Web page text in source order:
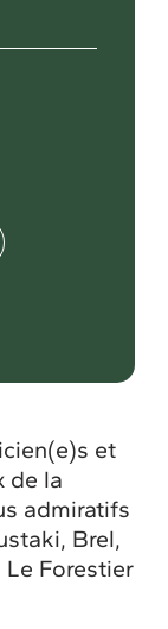
et
de la
admiratifs
Brel,
Le Forestier